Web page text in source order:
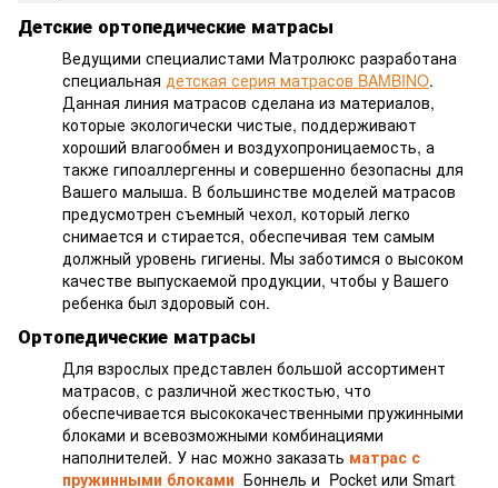
Детские ортопедические матрасы
Ведущими специалистами Матролюкс разработана
специальная детская серия матрасов BAMBINO.
Данная линия матрасов сделана из материалов,
которые экологически чистые, поддерживают
хороший влагообмен и воздухопроницаемость, а
также гипоаллергенны и совершенно безопасны для
Вашего малыша. В большинстве моделей матрасов
предусмотрен съемный чехол, который легко
снимается и стирается, обеспечивая тем самым
должный уровень гигиены. Мы заботимся о высоком
качестве выпускаемой продукции, чтобы у Вашего
ребенка был здоровый сон.
Ортопедические матрасы
Для взрослых представлен большой ассортимент
матрасов, с различной жесткостью, что
обеспечивается высококачественными пружинными
блоками и всевозможными комбинациями
наполнителей. У нас можно заказать матрас с
пружинными блоками Боннель и Pocket или Smart